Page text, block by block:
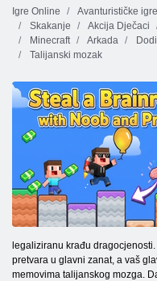
Igre Online
Avanturističke igre
Skakanje
Akcija Dječaci
Minecraft
Arkada
Talijanski mozak
legaliziranu krađu
pretvara u glavni zanat, a vaš
memovima talijanskog mozga.